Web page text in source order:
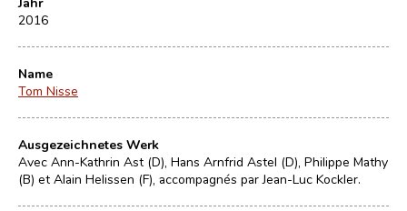
2016
Name
Tom Nisse
Ausgezeichnetes Werk
Avec Ann-Kathrin Ast (D), Hans Arnfrid Astel (D), Philippe Mathy
(B) et Alain Helissen (F), accompagnés par Jean-Luc Kockler.